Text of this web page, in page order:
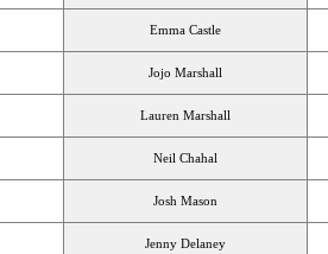
Emma Castle
Jojo Marshall
Lauren Marshall
Neil Chahal
Josh Mason
Jenny Delaney